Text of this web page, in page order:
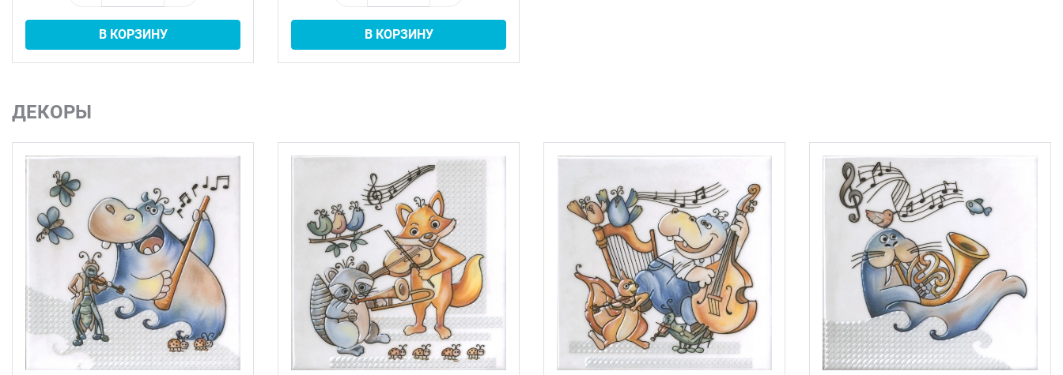
В КОРЗИНУ В КОРЗИНУ
ДЕКОРЫ